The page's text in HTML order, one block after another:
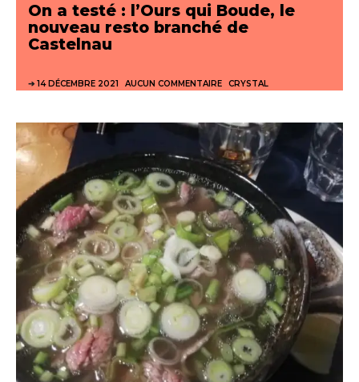
On a testé : l’Ours qui Boude, le
nouveau resto branché de
Castelnau
14 DÉCEMBRE 2021 AUCUN COMMENTAIRE CRYSTAL